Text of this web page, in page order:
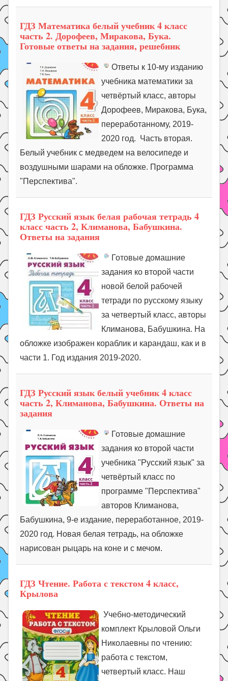
ГДЗ Математика белый учебник 4 класс
часть 2. Дорофеев, Миракова, Бука.
Готовые ответы на задания, решебник
Ответы к 10-му изданию
учебника математики за
четвёртый класс, авторы
Дорофеев, Миракова, Бука,
переработанному, 2019-
2020 год. Часть вторая.
Белый учебник с медведем на велосипеде и
воздушными шарами на обложке. Программа
"Перспектива".
ГДЗ Русский язык белая рабочая тетрадь 4
класс часть 2, Климанова, Бабушкина.
Ответы на задания
Готовые домашние
задания ко второй части
новой белой рабочей
тетради по русскому языку
за четвертый класс, авторы
Климанова, Бабушкина. На
обложке изображен кораблик и карандаш, как и в
части 1. Год издания 2019-2020.
ГДЗ Русский язык белый учебник 4 класс
часть 2, Климанова, Бабушкина. Ответы на
задания
Готовые домашние
задания ко второй части
учебника "Русский язык" за
четвёртый класс по
программе "Перспектива"
авторов Климанова,
Бабушкина, 9-е издание, переработанное, 2019-
2020 год. Новая белая тетрадь, на обложке
нарисован рыцарь на коне и с мечом.
ГДЗ Чтение. Работа с текстом 4 класс,
Крылова
Учебно-методический
комплект Крыловой Ольги
Николаевны по чтению:
работа с текстом,
четвертый класс. Наш